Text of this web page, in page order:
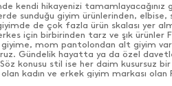
kendi hikayenizi tamamlayacağınız
sunduğu giyim ürünlerinden,
de çok fazla ürün skalası yer
için birbirinden tarz ve şık ürünler
giyime, mom pantolondan alt giyim
Gündelik hayatta ya da özel
konusu stil ise her daim kusursuz
olan kadın ve erkek giyim markası olan
Sokak stilinden, casual tekstil